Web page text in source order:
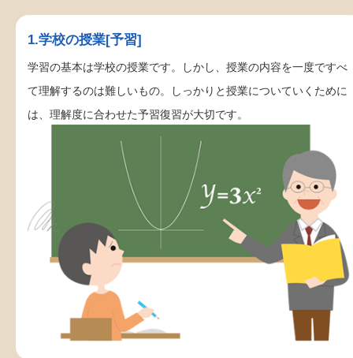
1.学校の授業[予習]
学習の基本は学校の授業です。しかし、授業の内容を一度ですべ
て理解するのは難しいもの。しっかりと授業についていくために
は、理解度に合わせた予習復習が大切です。